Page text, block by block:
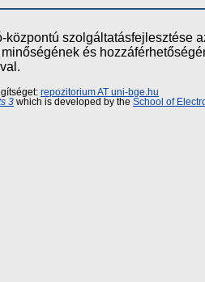
központú szolgáltatásfejlesztése
és
repozitorium AT uni-bge.hu
3 which is developed by the School of